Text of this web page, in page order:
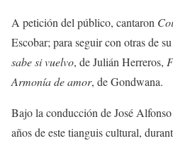
A petición del público, cantaron
Escobar; para seguir con otras de
sabe si vuelvo, de Julián Herreros,
Armonía de amor, de Gondwana.
Bajo la conducción de José
años de este tianguis cultural,